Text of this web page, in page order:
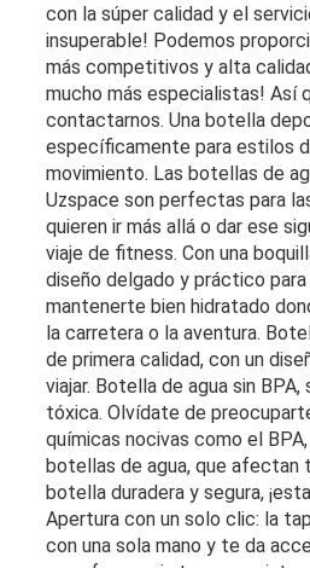
con la súper calidad y el
insuperable! Podemos
más competitivos y alta
mucho más especialistas! Así
contactarnos. Una botella
específicamente para estilos
movimiento. Las botellas de
Uzspace son perfectas para
quieren ir más allá o dar ese
viaje de fitness. Con una
diseño delgado y práctico para
mantenerte bien hidratado
la carretera o la aventura.
de primera calidad, con un
viajar. Botella de agua sin
tóxica. Olvídate de
químicas nocivas como el
botellas de agua, que afectan
botella duradera y segura,
Apertura con un solo clic: la
con una sola mano y te da